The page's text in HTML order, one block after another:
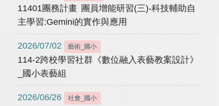
11401團務計畫 團員增能研習(三)-科技輔助自
主學習:Gemini的實作與應用
2026/07/02 藝術_國小
114-2跨校學習社群《數位融入表藝教案設計》
_國小表藝組
2026/06/26 社會_國小